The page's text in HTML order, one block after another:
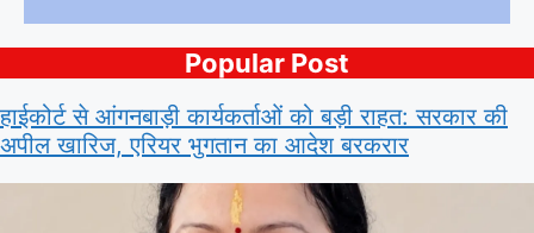
Popular Post
हाईकोर्ट से आंगनबाड़ी कार्यकर्ताओं को बड़ी राहत: सरकार की
अपील खारिज, एरियर भुगतान का आदेश बरकरार